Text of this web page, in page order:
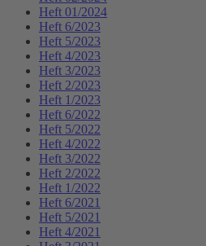
Heft 01/2024
Heft 6/2023
Heft 5/2023
Heft 4/2023
Heft 3/2023
Heft 2/2023
Heft 1/2023
Heft 6/2022
Heft 5/2022
Heft 4/2022
Heft 3/2022
Heft 2/2022
Heft 1/2022
Heft 6/2021
Heft 5/2021
Heft 4/2021